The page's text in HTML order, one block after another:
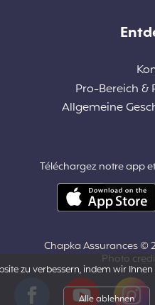
Pro-Bereich &
Allgemeine
Téléchargez notre app
Chapka Assurances ©
Photo
Facebook YouTube Instagram
zu verbessern, indem wir
Alle ablehnen